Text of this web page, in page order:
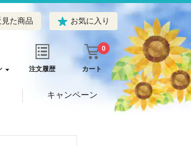
見た商品 お気に入り
注文履歴 カート
0
キャンペーン